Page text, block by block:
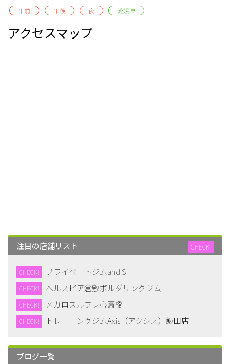
午前
午後 夜 愛媛県
アクセスマップ
注目の店舗リスト CHECK!
CHECK! プライベートジムand S
CHECK! ヘルスピア倉敷ボルダリングジム
CHECK! メガロスルフレ心斎橋
CHECK! トレーニングジムAxis（アクシス）飯田店
ブログ一覧